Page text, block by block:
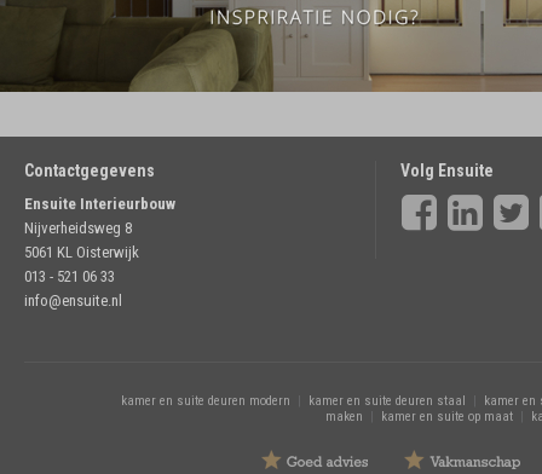
Contactgegevens
Ensuite Interieurbouw
Nijverheidsweg 8
5061 KL Oisterwijk
013 - 521 06 33
info@ensuite.nl
Volg Ensuite
kamer en suite deuren modern | kamer en suite deuren staal | kamer en
maken | kamer en suite op maat |